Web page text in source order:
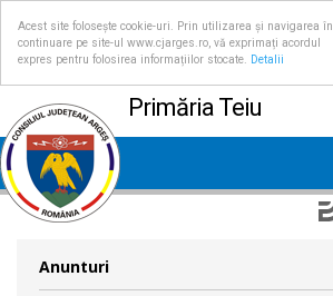
Acest site folosește cookie-uri. Prin utilizarea și navigarea în
continuare pe site-ul www.cjarges.ro, vă exprimați acordul
expres pentru folosirea informațiilor stocate.
Detalii
Primăria Teiu
Anunturi